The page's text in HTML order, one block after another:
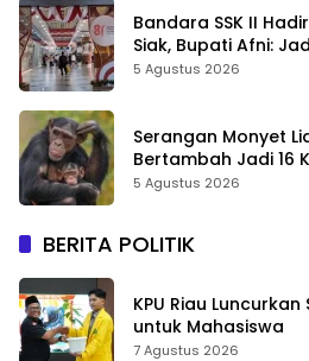
Bandara SSK II
Siak, Bupati Afni:
Sejarah Riau
5 Agustus 2026
Serangan Monyet
Bertambah Jadi 16
Video Gerombolan
5 Agustus 2026
BERITA POLITIK
KPU Riau
untuk Mahasiswa
7 Agustus 2026